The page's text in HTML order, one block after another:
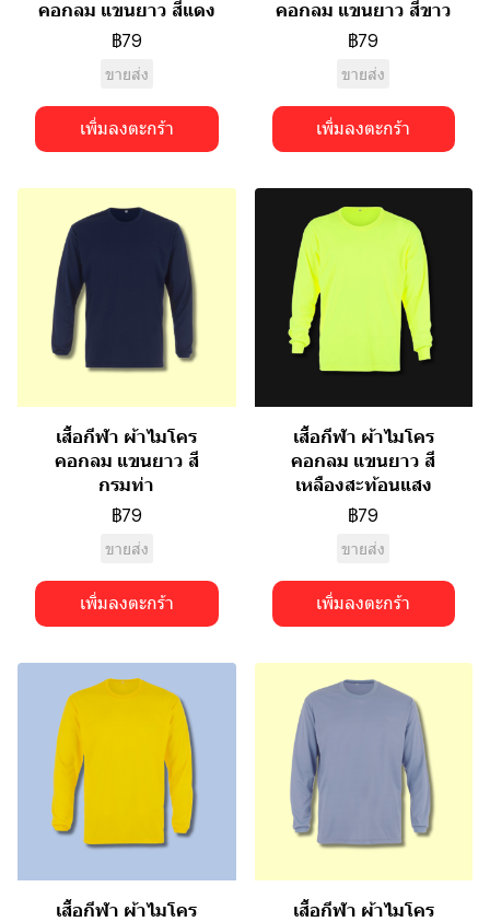
คอกลม แขนยาว สีแดง
฿79
ขายส่ง
เพิ่มลงตะกร้า
คอกลม แขนยาว สีขาว
฿79
ขายส่ง
เพิ่มลงตะกร้า
เสื้อกีฬา ผ้าไมโคร
คอกลม แขนยาว สี
กรมท่า
฿79
ขายส่ง
เพิ่มลงตะกร้า
เสื้อกีฬา ผ้าไมโคร
คอกลม แขนยาว สี
เหลืองสะท้อนแสง
฿79
ขายส่ง
เพิ่มลงตะกร้า
เสื้อกีฬา ผ้าไมโคร
เสื้อกีฬา ผ้าไมโคร